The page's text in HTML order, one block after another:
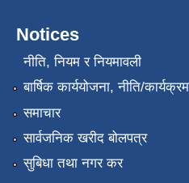
Notices
नीति, नियम र नियमावली
बार्षिक कार्ययोजना, नीति/कार्यक्रम
समाचार
सार्वजनिक खरीद बोलपत्र
सुबिधा तथा नगर कर